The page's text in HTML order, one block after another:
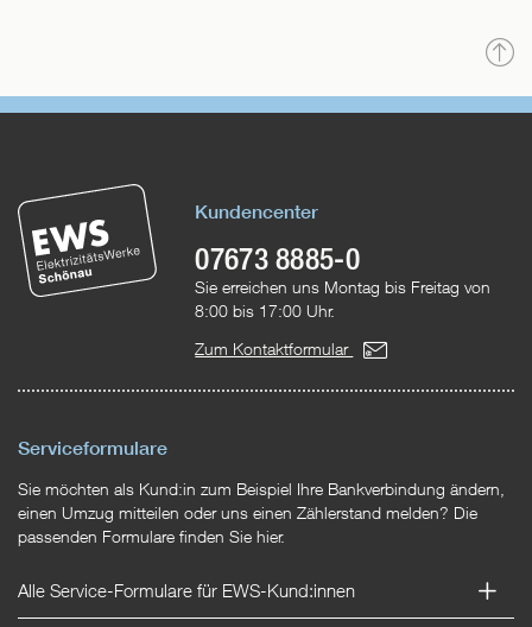
Kundencenter
07673 8885-0
Sie erreichen uns Montag bis Freitag von
8:00 bis 17:00 Uhr.
Zum Kontaktformular
Serviceformulare
Sie möchten als Kund:in zum Beispiel Ihre Bankverbindung ändern,
einen Umzug mitteilen oder uns einen Zählerstand melden? Die
passenden Formulare finden Sie hier.
Alle Service-Formulare für EWS-Kund:innen